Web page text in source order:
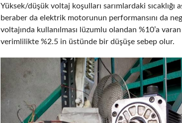
Yüksek/düşük voltaj koşulları sarımlardaki sıcaklığı
beraber da elektrik motorunun performansını da
voltajında kullanılması lüzumlu olandan %10’a
verimlilikte %2.5 in üstünde bir düşüşe sebep olur.